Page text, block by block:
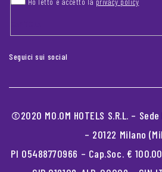
Seguici sui social
©2020 MO.OM HOTELS S.R.L. –
– 20122 Milano
PI 05488770966 – Cap.Soc. €